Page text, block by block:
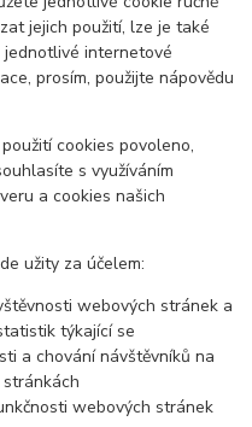
jejich použití, lze je také
internetové
prosím, použijte nápovědu
cookies povoleno,
s využíváním
a cookies našich
užity za účelem:
webových stránek a
týkající se
a chování návštěvníků na
webových stránek